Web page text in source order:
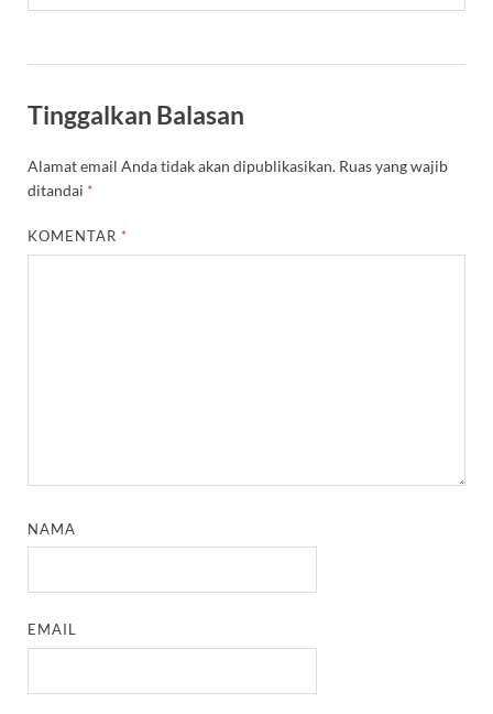
Tinggalkan Balasan
Alamat email Anda tidak akan dipublikasikan. Ruas yang wajib
ditandai *
KOMENTAR *
NAMA
EMAIL